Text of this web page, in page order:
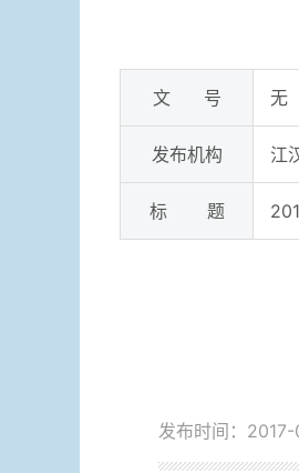
文 号 无
发布机构 江
标 题
发布时间：2017-